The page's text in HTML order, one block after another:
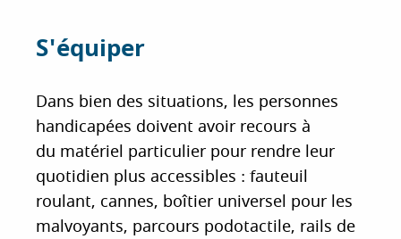
S'équiper
Dans bien des situations, les personnes
handicapées doivent avoir recours à
du matériel particulier pour rendre leur
quotidien plus accessibles : fauteuil
roulant, cannes, boîtier universel pour les
malvoyants, parcours podotactile, rails de